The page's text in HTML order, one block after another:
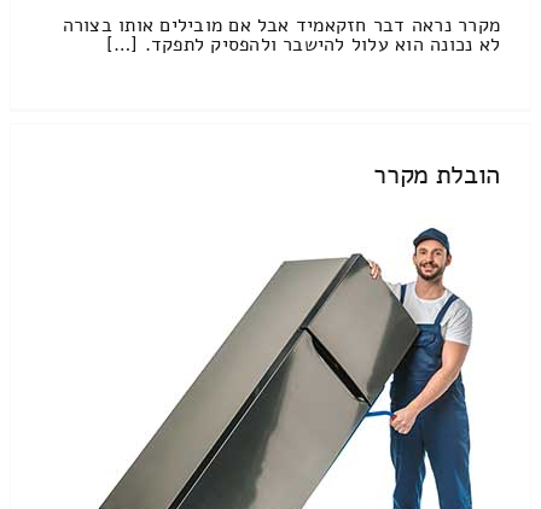
מקרר נראה דבר חזקאמיד אבל אם מובילים אותו בצורה
לא נכונה הוא עלול להישבר ולהפסיק לתפקד. […]
הובלת מקרר